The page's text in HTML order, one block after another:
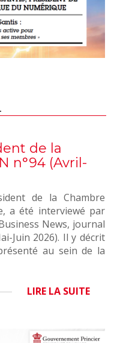
de la
n°94 (Avril-
de la Chambre
a été interviewé par
News, journal
Juin 2026). Il y décrit
au sein de la
LIRE LA SUITE